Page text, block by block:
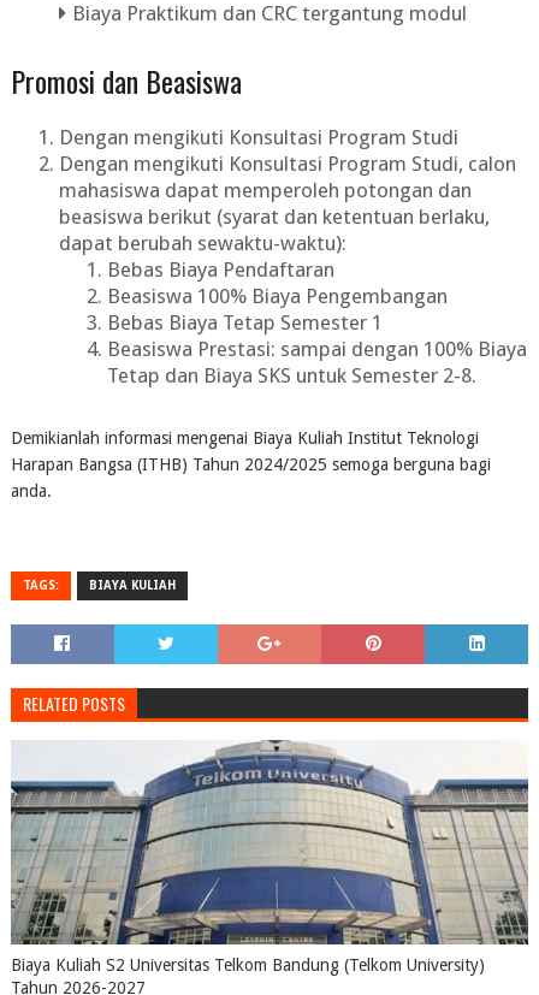
Biaya Praktikum dan CRC tergantung modul
Promosi dan Beasiswa
Dengan mengikuti Konsultasi Program Studi​
Dengan mengikuti Konsultasi Program Studi, calon
mahasiswa dapat memperoleh potongan dan
beasiswa berikut (syarat dan ketentuan berlaku,
dapat berubah sewaktu-waktu):
Bebas Biaya Pendaftaran
Beasiswa 100% Biaya Pengembangan
Bebas Biaya Tetap Semester 1​
Beasiswa Prestasi: sampai dengan 100% Biaya
Tetap dan Biaya SKS untuk Semester 2-8.
Demikianlah informasi mengenai Biaya Kuliah Institut Teknologi
Harapan Bangsa (ITHB) Tahun 2024/2025 semoga berguna bagi
anda.
TAGS: BIAYA KULIAH
RELATED POSTS
Biaya Kuliah S2 Universitas Telkom Bandung (Telkom University)
Tahun 2026-2027